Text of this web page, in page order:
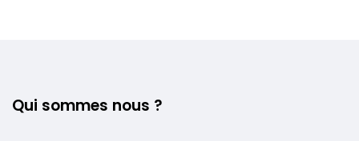
Qui sommes nous ?